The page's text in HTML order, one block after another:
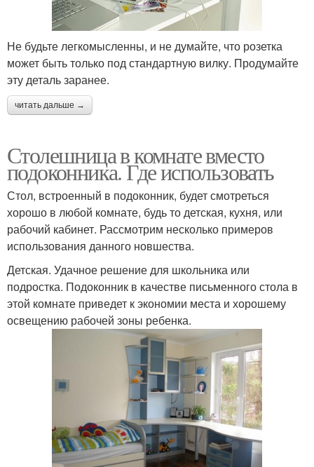
Не будьте легкомысленны, и не думайте, что розетка
может быть только под стандартную вилку. Продумайте
эту деталь заранее.
читать дальше →
Столешница в комнате вместо
подоконника. Где использовать
Стол, встроенный в подоконник, будет смотреться
хорошо в любой комнате, будь то детская, кухня, или
рабочий кабинет. Рассмотрим несколько примеров
использования данного новшества.
Детская. Удачное решение для школьника или
подростка. Подоконник в качестве письменного стола в
этой комнате приведет к экономии места и хорошему
освещению рабочей зоны ребенка.